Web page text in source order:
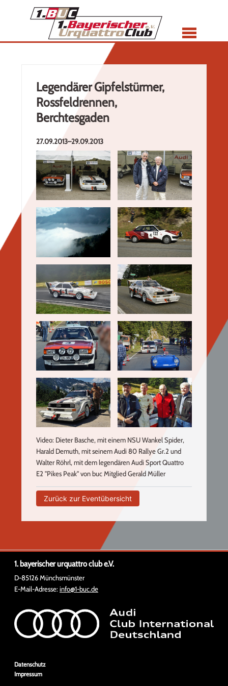
Menü
Legendärer Gipfelstürmer,
Rossfeldrennen,
Berchtesgaden
27.09.2013–29.09.2013
Video: Dieter Basche, mit einem NSU Wankel Spider,
Harald Demuth, mit seinem Audi 80 Rallye Gr.2 und
Walter Röhrl, mit dem legendären Audi Sport Quattro
E2 "Pikes Peak" von buc Mitglied Gerald Müller
Zurück zur Eventübersicht
1. bayerischer urquattro club e.V.
D-85126 Münchsmünster
E-Mail-Adresse:info@1-buc.de
Navigation
überspringen
Datenschutz
Impressum